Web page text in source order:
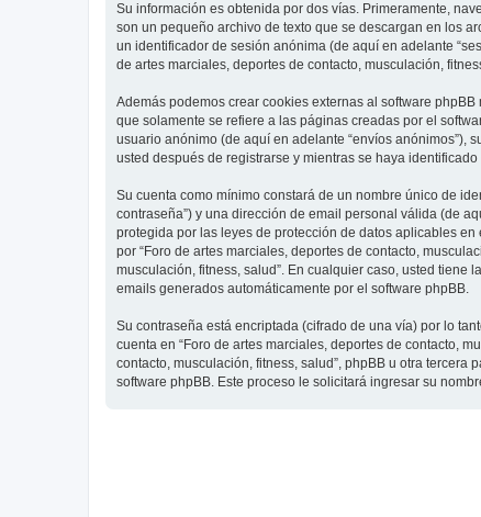
Su información es obtenida por dos vías. Primeramente,
son un pequeño archivo de texto que se descargan en los
un identificador de sesión anónima (de aquí en adelante
de artes marciales, deportes de contacto, musculación,
Además podemos crear cookies externas al software
que solamente se refiere a las páginas creadas por el
usuario anónimo (de aquí en adelante “envíos anónimos”),
usted después de registrarse y mientras se haya
Su cuenta como mínimo constará de un nombre único de
contraseña”) y una dirección de email personal válida (de
protegida por las leyes de protección de datos aplicables
por “Foro de artes marciales, deportes de contacto,
musculación, fitness, salud”. En cualquier caso, usted
emails generados automáticamente por el software phpBB.
Su contraseña está encriptada (cifrado de una vía) por lo
cuenta en “Foro de artes marciales, deportes de contacto,
contacto, musculación, fitness, salud”, phpBB u otra tercera
software phpBB. Este proceso le solicitará ingresar su